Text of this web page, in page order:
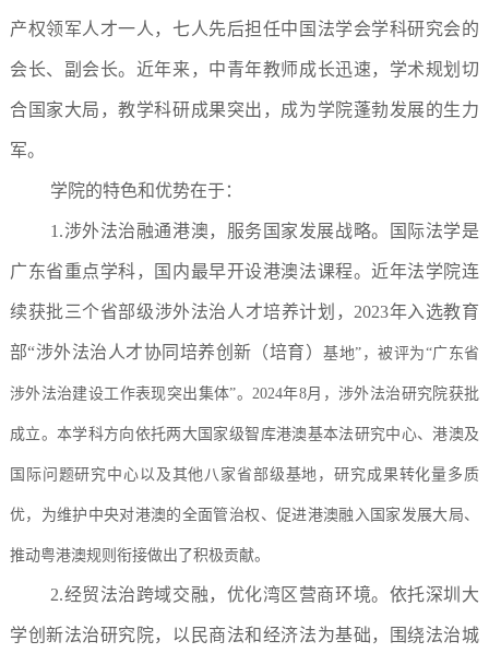
产权领军人才一人，七人先后担任中国法学会学科研究会的
会长、副会长。近年来，中青年教师成长迅速，学术规划切
合国家大局，教学科研成果突出，成为学院蓬勃发展的生力
军。
学院的特色和优势在于：
1.涉外法治融通港澳，服务国家发展战略。国际法学是
广东省重点学科，国内最早开设港澳法课程。近年法学院连
续获批三个省部级涉外法治人才培养计划，2023年入选教育
部“涉外法治人才协同培养创新（培育）基地”，被评为“广东省
涉外法治建设工作表现突出集体”。2024年8月，涉外法治研究院获批
成立。本学科方向依托两大国家级智库港澳基本法研究中心、港澳及
国际问题研究中心以及其他八家省部级基地，研究成果转化量多质
优，为维护中央对港澳的全面管治权、促进港澳融入国家发展大局、
推动粤港澳规则衔接做出了积极贡献。
2.经贸法治跨域交融，优化湾区营商环境。依托深圳大
学创新法治研究院，以民商法和经济法为基础，围绕法治城